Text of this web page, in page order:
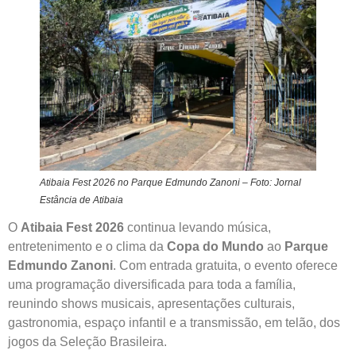
Atibaia Fest 2026 no Parque Edmundo Zanoni – Foto: Jornal
Estância de Atibaia
O Atibaia Fest 2026 continua levando música,
entretenimento e o clima da Copa do Mundo ao Parque
Edmundo Zanoni. Com entrada gratuita, o evento oferece
uma programação diversificada para toda a família,
reunindo shows musicais, apresentações culturais,
gastronomia, espaço infantil e a transmissão, em telão, dos
jogos da Seleção Brasileira.